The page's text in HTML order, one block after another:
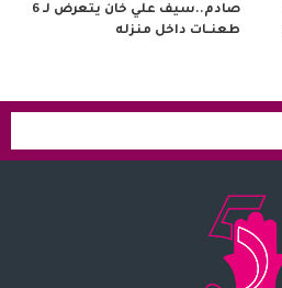
صادم..سيف علي خان يتعرض لـ 6
طعنــات داخل منزله